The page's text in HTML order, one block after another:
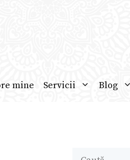
mine Servicii Blog
Caută